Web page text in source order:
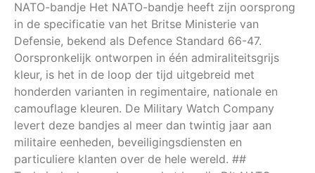
NATO-bandje Het NATO-bandje heeft zijn oorsprong
in de specificatie van het Britse Ministerie van
Defensie, bekend als Defence Standard 66-47.
Oorspronkelijk ontworpen in één admiraliteitsgrijs
kleur, is het in de loop der tijd uitgebreid met
honderden varianten in regimentaire, nationale en
camouflage kleuren. De Military Watch Company
levert deze bandjes al meer dan twintig jaar aan
militaire eenheden, beveiligingsdiensten en
particuliere klanten over de hele wereld. ##